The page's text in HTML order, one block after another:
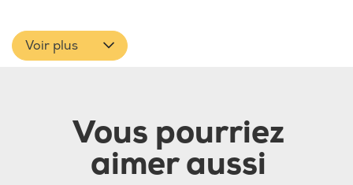
Voir plus
Vous pourriez
aimer aussi